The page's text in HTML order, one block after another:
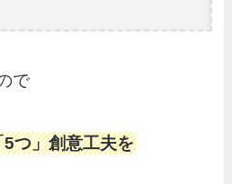
で
つ」創意工夫を